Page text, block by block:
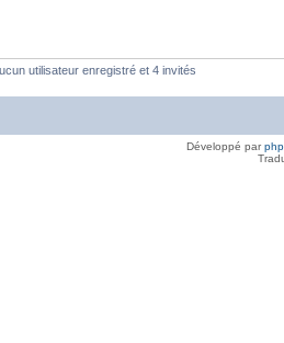
utilisateur enregistré et 4 invités
Développé par